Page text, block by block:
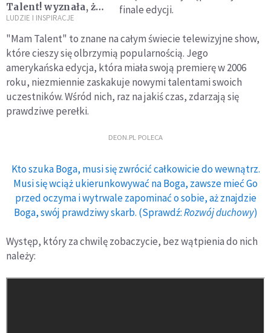
Talent! wyznała, że
żyje w niej Jezus
LUDZIE I INSPIRACJE
finale edycji.
"Mam Talent" to znane na całym świecie telewizyjne show,
które cieszy się olbrzymią popularnością. Jego
amerykańska edycja, która miała swoją premierę w 2006
roku, niezmiennie zaskakuje nowymi talentami swoich
uczestników. Wśród nich, raz na jakiś czas, zdarzają się
prawdziwe perełki.
DEON.PL POLECA
Kto szuka Boga, musi się zwrócić całkowicie do wewnątrz.
Musi się wciąż ukierunkowywać na Boga, zawsze mieć Go
przed oczyma i wytrwale zapominać o sobie, aż znajdzie
Boga, swój prawdziwy skarb. (Sprawdź:Rozwój duchowy)
Występ, który za chwilę zobaczycie, bez wątpienia do nich
należy: